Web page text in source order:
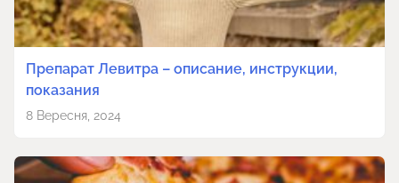
Препарат Левитра – описание, инструкции,
показания
8 Вересня, 2024